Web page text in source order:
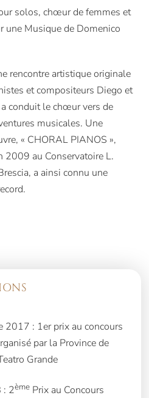
solos, chœur de femmes et
une Musique de Domenico
rencontre artistique originale
et compositeurs Diego et
conduit le chœur vers de
musicales. Une
« CHORAL PIANOS »,
2009 au Conservatoire L.
a ainsi connu une
2017 : 1er prix au concours
par la Province de
Grande
: 2èmePrix au Concours